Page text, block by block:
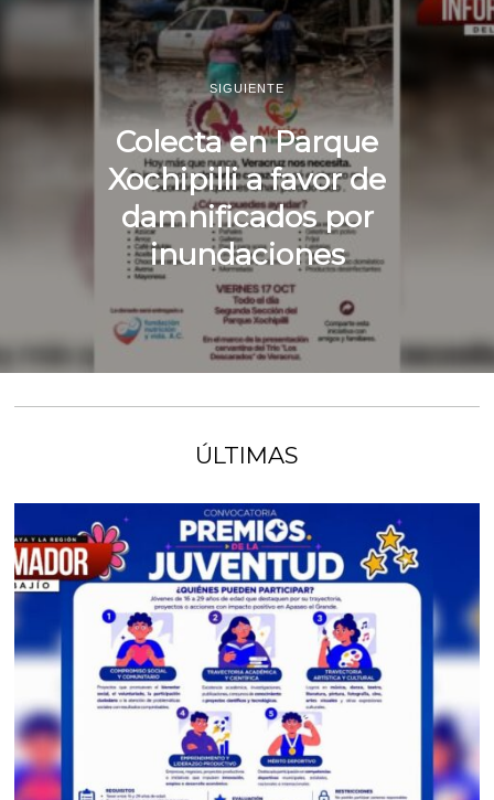
SIGUIENTE
Colecta en Parque
Xochipilli a favor de
damnificados por
inundaciones
ÚLTIMAS